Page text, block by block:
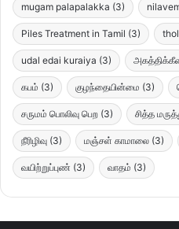
mugam palapalakka (3)
Piles Treatment in Tamil (3)
udal edai kuraiya (3)
கபம் (3) குழந்தையின்மை (3)
சருமம் பொலிவு பெற (3) சித்த
நீரிழிவு (3) மஞ்சள் காமாலை (3)
வயிற்றுப்புண் (3) வாதம் (3)